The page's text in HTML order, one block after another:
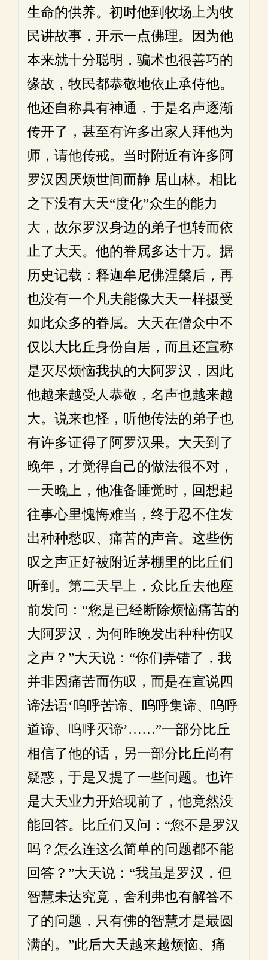
生命的供养。初时他到牧场上为牧
民讲故事，开示一点佛理。因为他
本来就十分聪明，骗术也很善巧的
缘故，牧民都恭敬地依止承侍他。
他还自称具有神通，于是名声逐渐
传开了，甚至有许多出家人拜他为
师，请他传戒。当时附近有许多阿
罗汉因厌烦世间而静 居山林。相比
之下没有大天“度化”众生的能力
大，故尔罗汉身边的弟子也转而依
止了大天。他的眷属多达十万。据
历史记载：释迦牟尼佛涅槃后，再
也没有一个凡夫能像大天一样摄受
如此众多的眷属。大天在僧众中不
仅以大比丘身份自居，而且还宣称
是灭尽烦恼我执的大阿罗汉，因此
他越来越受人恭敬，名声也越来越
大。说来也怪，听他传法的弟子也
有许多证得了阿罗汉果。大天到了
晚年，才觉得自己的做法很不对，
一天晚上，他准备睡觉时，回想起
往事心里愧悔难当，终于忍不住发
出种种愁叹、痛苦的声音。这些伤
叹之声正好被附近茅棚里的比丘们
听到。第二天早上，众比丘去他座
前发问：“您是已经断除烦恼痛苦的
大阿罗汉，为何昨晚发出种种伤叹
之声？”大天说：“你们弄错了，我
并非因痛苦而伤叹，而是在宣说四
谛法语‘呜呼苦谛、呜呼集谛、呜呼
道谛、呜呼灭谛’……”一部分比丘
相信了他的话，另一部分比丘尚有
疑惑，于是又提了一些问题。也许
是大天业力开始现前了，他竟然没
能回答。比丘们又问：“您不是罗汉
吗？怎么连这么简单的问题都不能
回答？”大天说：“我虽是罗汉，但
智慧未达究竟，舍利弗也有解答不
了的问题，只有佛的智慧才是最圆
满的。”此后大天越来越烦恼、痛